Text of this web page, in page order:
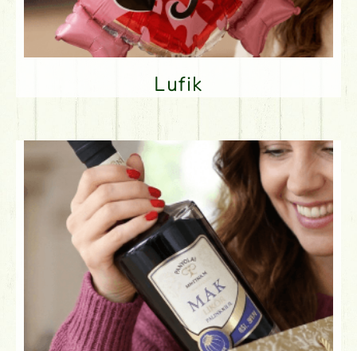
Lufik